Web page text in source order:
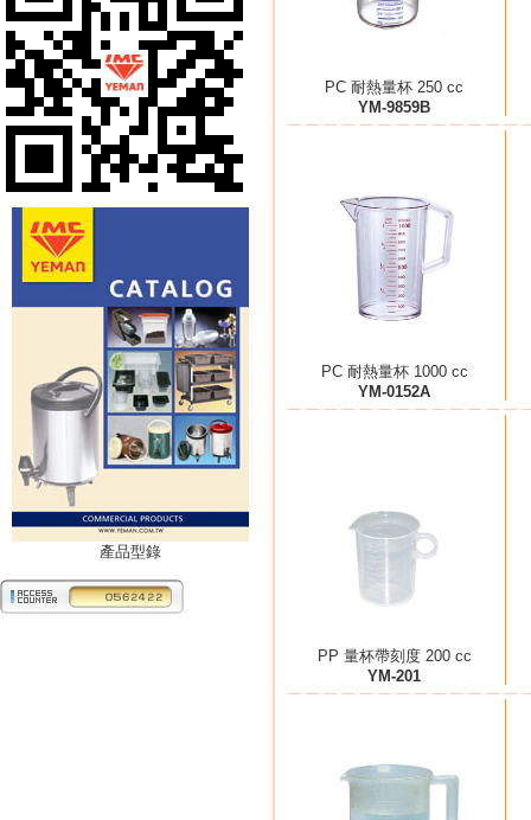
產品型錄
PC 耐熱量杯 250 cc
YM-9859B
PC 耐熱量杯 1000 cc
YM-0152A
PP 量杯帶刻度 200 cc
YM-201